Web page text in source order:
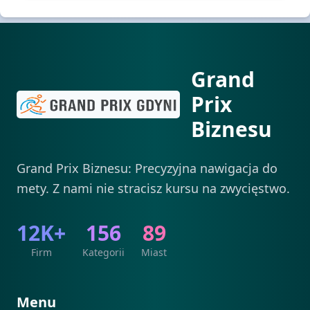
Grand
Prix
Biznesu
Grand Prix Biznesu: Precyzyjna nawigacja do
mety. Z nami nie stracisz kursu na zwycięstwo.
12K+
Firm
156
Kategorii
89
Miast
Menu